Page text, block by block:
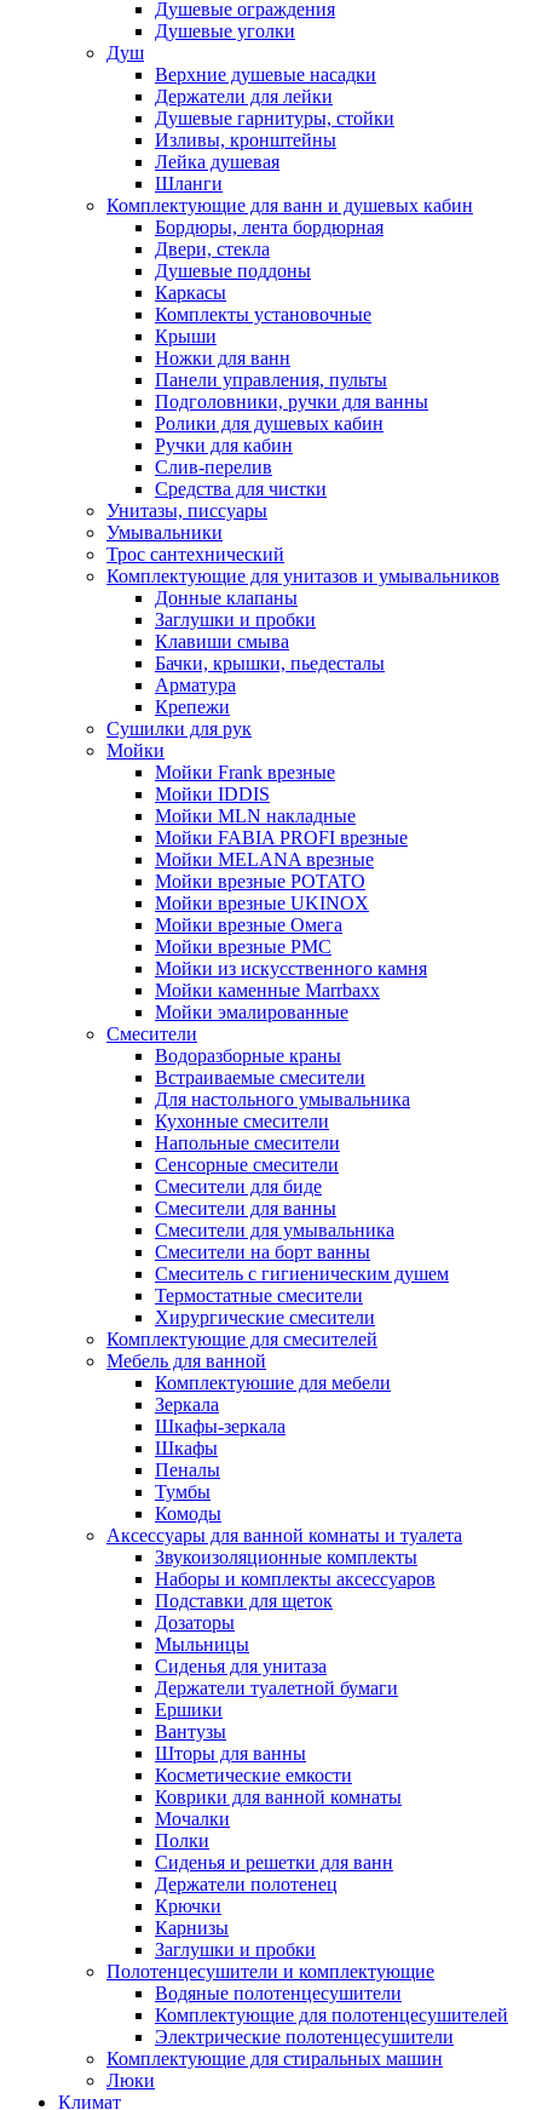
Душевые ограждения
Душевые уголки
Душ
Верхние душевые насадки
Держатели для лейки
Душевые гарнитуры, стойки
Изливы, кронштейны
Лейка душевая
Шланги
Комплектующие для ванн и душевых кабин
Бордюры, лента бордюрная
Двери, стекла
Душевые поддоны
Каркасы
Комплекты установочные
Крыши
Ножки для ванн
Панели управления, пульты
Подголовники, ручки для ванны
Ролики для душевых кабин
Ручки для кабин
Слив-перелив
Средства для чистки
Унитазы, писсуары
Умывальники
Трос сантехнический
Комплектующие для унитазов и умывальников
Донные клапаны
Заглушки и пробки
Клавиши смыва
Бачки, крышки, пьедесталы
Арматура
Крепежи
Сушилки для рук
Мойки
Мойки Frank врезные
Мойки IDDIS
Мойки MLN накладные
Мойки FABIA PROFI врезные
Мойки MELANA врезные
Мойки врезные POTATO
Мойки врезные UKINOX
Мойки врезные Омега
Мойки врезные РМС
Мойки из искусственного камня
Мойки каменные Marrbaxx
Мойки эмалированные
Смесители
Водоразборные краны
Встраиваемые смесители
Для настольного умывальника
Кухонные смесители
Напольные смесители
Сенсорные смесители
Смесители для биде
Смесители для ванны
Смесители для умывальника
Смесители на борт ванны
Смеситель с гигиеническим душем
Термостатные смесители
Хирургические смесители
Комплектующие для смесителей
Мебель для ванной
Комплектуюшие для мебели
Зеркала
Шкафы-зеркала
Шкафы
Пеналы
Тумбы
Комоды
Аксессуары для ванной комнаты и туалета
Звукоизоляционные комплекты
Наборы и комплекты аксессуаров
Подставки для щеток
Дозаторы
Мыльницы
Сиденья для унитаза
Держатели туалетной бумаги
Ершики
Вантузы
Шторы для ванны
Косметические емкости
Коврики для ванной комнаты
Мочалки
Полки
Сиденья и решетки для ванн
Держатели полотенец
Крючки
Карнизы
Заглушки и пробки
Полотенцесушители и комплектующие
Водяные полотенцесушители
Комплектующие для полотенцесушителей
Электрические полотенцесушители
Комплектующие для стиральных машин
Люки
Климат